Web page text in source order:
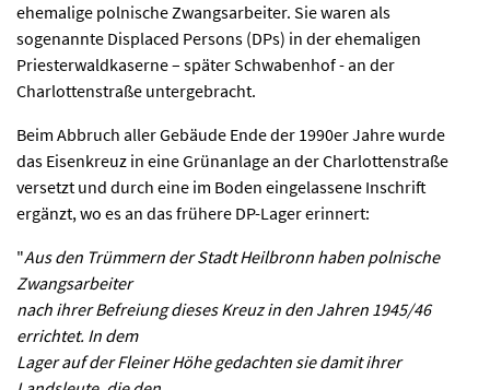
ehemalige polnische Zwangsarbeiter. Sie waren als
sogenannte Displaced Persons (DPs) in der ehemaligen
Priesterwaldkaserne – später Schwabenhof - an der
Charlottenstraße untergebracht.
Beim Abbruch aller Gebäude Ende der 1990er Jahre wurde
das Eisenkreuz in eine Grünanlage an der Charlottenstraße
versetzt und durch eine im Boden eingelassene Inschrift
ergänzt, wo es an das frühere DP-Lager erinnert:
"Aus den Trümmern der Stadt Heilbronn haben polnische
Zwangsarbeiter
nach ihrer Befreiung dieses Kreuz in den Jahren 1945/46
errichtet. In dem
Lager auf der Fleiner Höhe gedachten sie damit ihrer